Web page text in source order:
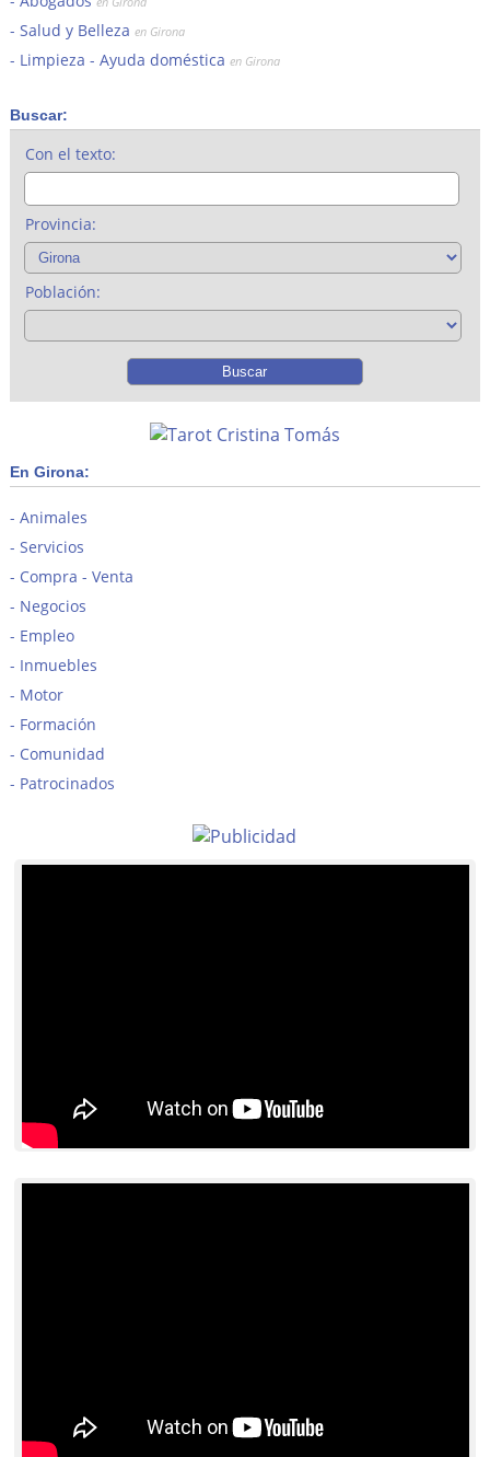
Salud y Belleza en Girona
Limpieza - Ayuda doméstica en Girona
Buscar:
Con el texto:
Provincia:
Población:
En Girona:
Animales
Servicios
Compra - Venta
Negocios
Empleo
Inmuebles
Motor
Formación
Comunidad
Patrocinados